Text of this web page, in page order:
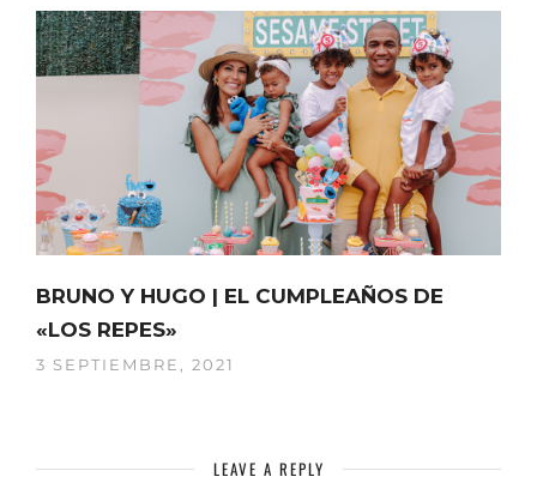
BRUNO Y HUGO | EL CUMPLEAÑOS DE
«LOS REPES»
3 SEPTIEMBRE, 2021
LEAVE A REPLY